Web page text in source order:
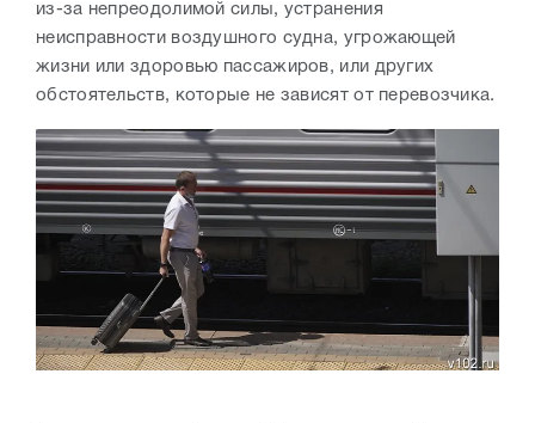
из-за непреодолимой силы, устранения
неисправности воздушного судна, угрожающей
жизни или здоровью пассажиров, или других
обстоятельств, которые не зависят от перевозчика.